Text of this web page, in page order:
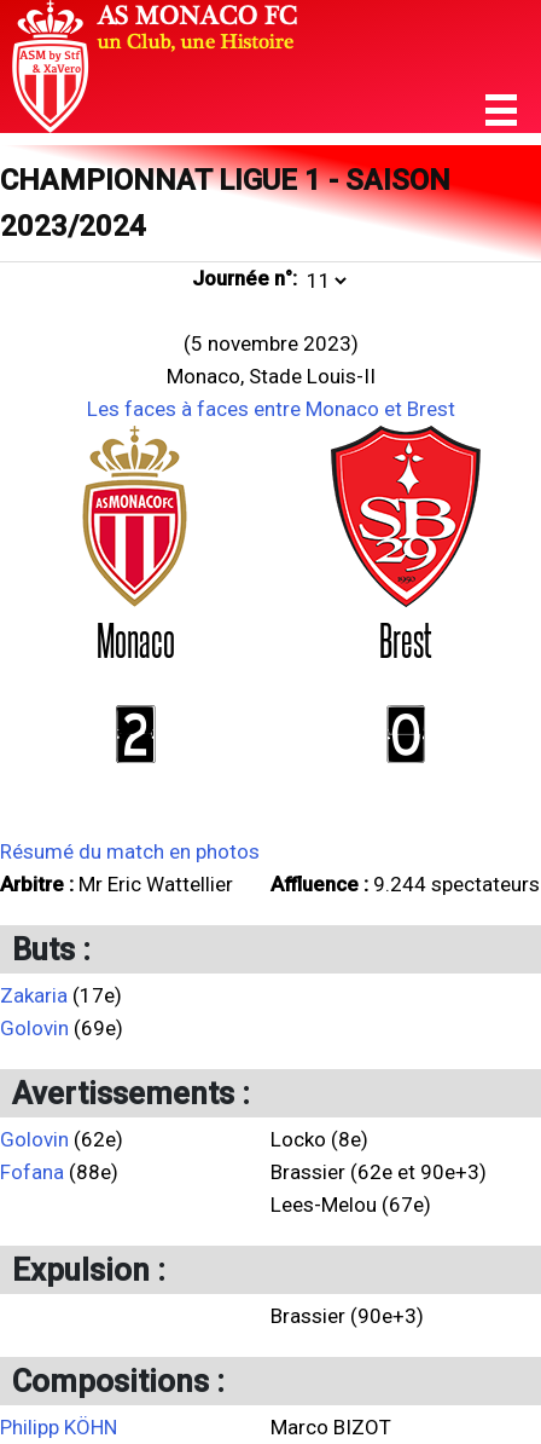
CHAMPIONNAT LIGUE 1 - SAISON
2023/2024
Journée n°:
(5 novembre 2023)
Monaco, Stade Louis-II
Les faces à faces entre Monaco et Brest
Monaco Brest
2 0
Résumé du match en photos
Arbitre : Mr Eric Wattellier Affluence : 9.244 spectateurs
Buts :
Zakaria (17e)
Golovin (69e)
Avertissements :
Golovin (62e)
Fofana (88e)
Locko (8e)
Brassier (62e et 90e+3)
Lees-Melou (67e)
Expulsion :
Brassier (90e+3)
Compositions :
Philipp KÖHN
Marco BIZOT